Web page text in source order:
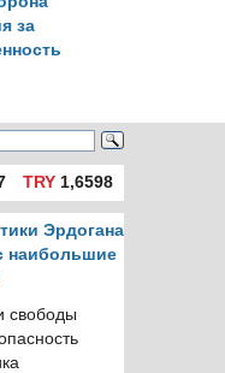
за
TRY1,6598
Эрдогана
наибольшие
свободы